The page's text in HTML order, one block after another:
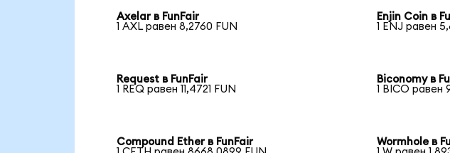
Axelar в FunFair
1 AXL равен 8,2760 FUN
Enjin Coin в
1 ENJ равен
Request в FunFair
1 REQ равен 11,4721 FUN
Biconomy в
1 BICO равен
Compound Ether в FunFair
Wormhole в